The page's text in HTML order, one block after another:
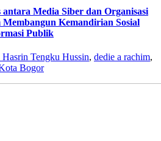
Media Siber dan Organisasi
Membangun Kemandirian Sosial
Publik
Tengku Hussin, dedie a rachim,
Bogor